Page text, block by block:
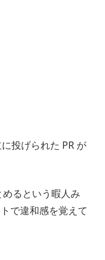
投げられた PR が
るという暇人み
で違和感を覚えて